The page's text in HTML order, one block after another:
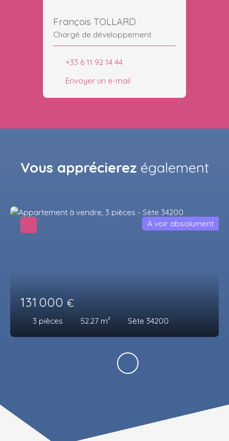
François TOLLARD
Chargé de développement
+33 6 11 92 14 44
Envoyer un e-mail
Vous apprécierez également
131 000 €
3 pièces 52.27 m² Sète 34200
A voir absolument